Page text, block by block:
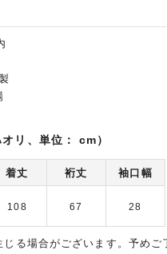
リ、単位： cm）
着丈 裄丈 袖口幅
108 67 28
る場合がございます。予めご